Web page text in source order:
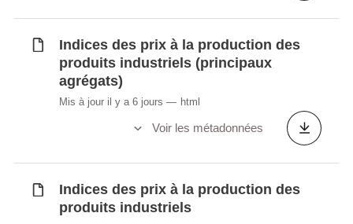
Indices des prix à la production des
produits industriels (principaux
agrégats)
Mis à jour il y a 6 jours html
Voir les métadonnées
Indices des prix à la production des
produits industriels